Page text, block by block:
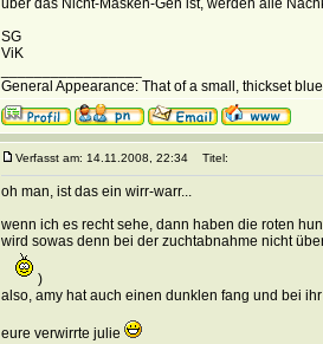
über das Nicht-Masken-Gen ist, werden alle
SG
ViK
General Appearance: That of a small, thickset
Verfasst am: 14.11.2008, 22:34 Titel:
oh man, ist das ein wirr-warr...
wenn ich es recht sehe, dann haben die roten
wird sowas denn bei der zuchtabnahme nicht
)
also, amy hat auch einen dunklen fang und bei
eure verwirrte julie